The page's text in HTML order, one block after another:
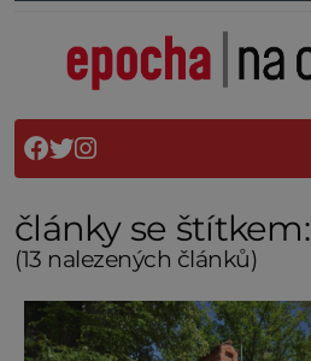
články se štítkem:
(13 nalezených článků)